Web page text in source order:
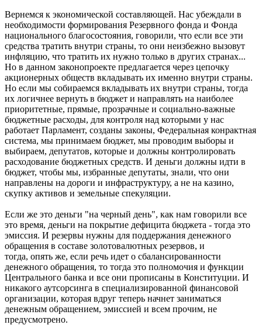
Вернемся к экономической составляющей. Нас убеждали в
необходимости формирования Резервного фонда и Фонда
национального благосостояния, говорили, что если все эти
средства тратить внутри страны, то они неизбежно вызовут
инфляцию, что тратить их нужно только в других странах...
Но в данном законопроекте предлагается через цепочку
акционерных обществ вкладывать их именно внутри страны.
Но если мы собираемся вкладывать их внутри страны, тогда
их логичнее вернуть в бюджет и направлять на наиболее
приоритетные, прямые, прозрачные и социально-важные
бюджетные расходы, для контроля над которыми у нас
работает Парламент, созданы законы, Федеральная конрактная
система, мы принимаем бюджет, мы проводим выборы и
выбираем, депутатов, которые и должны контролировать
расходование бюджетных средств. И деньги должны идти в
бюджет, чтобы мы, избранные депутаты, знали, что они
направлены на дороги и инфраструктуру, а не на казино,
скупку активов и земельные спекуляции.
Если же это деньги "на черный день", как нам говорили все
это время, деньги на покрытие дефицита бюджета - тогда это
эмиссия. И резервы нужны для поддержания денежного
обращения в составе золотовалютных резервов, и
тогда, опять же, если речь идет о сбалансированности
денежного обращения, то тогда это полномочия и функции
Центрального банка и все они прописаны в Конституции. И
никакого аутсорсинга в специализированной финансовой
организации, которая вдруг теперь начнет заниматься
денежным обращением, эмиссией и всем прочим, не
предусмотрено.